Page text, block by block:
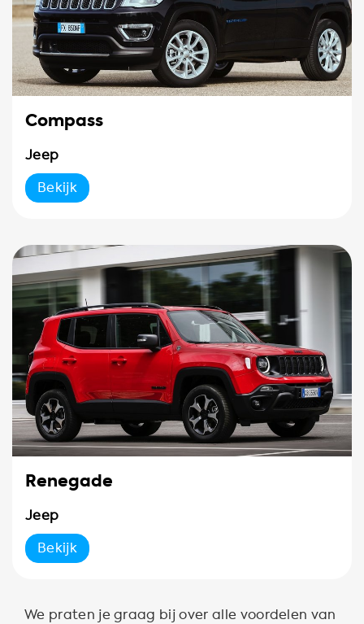
Compass
Jeep
Bekijk
Renegade
Jeep
Bekijk
We praten je graag bij over alle voordelen van